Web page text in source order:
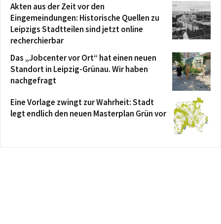
Akten aus der Zeit vor den
Eingemeindungen: Historische Quellen zu
Leipzigs Stadtteilen sind jetzt online
recherchierbar
Das „Jobcenter vor Ort“ hat einen neuen
Standort in Leipzig-Grünau. Wir haben
nachgefragt
Eine Vorlage zwingt zur Wahrheit: Stadt
legt endlich den neuen Masterplan Grün vor